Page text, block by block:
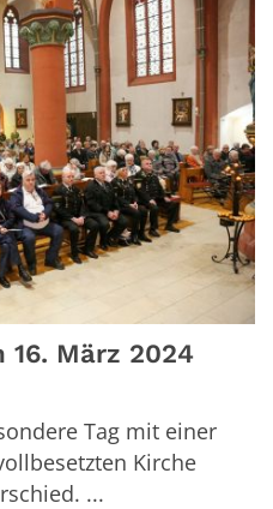
16. März 2024
Tag mit einer
Kirche
...